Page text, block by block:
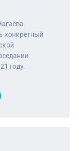
конкретный
году.